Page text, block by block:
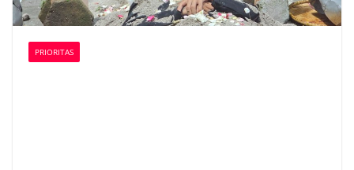
PRIORITAS